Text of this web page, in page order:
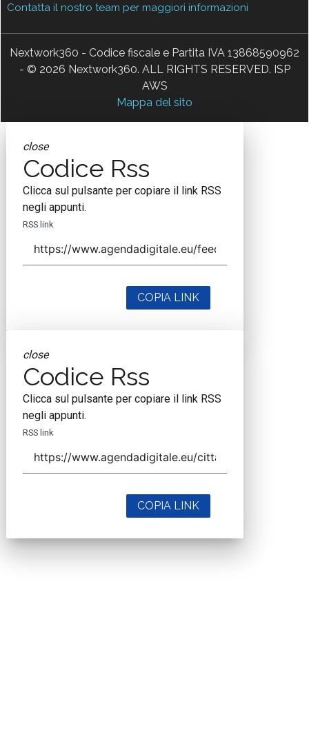
Contatta il nostro team per maggiori informazioni
Nextwork360 - Codice fiscale e Partita IVA 13868590962
- © 2026 Nextwork360. ALL RIGHTS RESERVED. ISP
AWS
Mappa del sito
close
Codice Rss
Clicca sul pulsante per copiare il link RSS
negli appunti.
RSS link
COPIA LINK
close
Codice Rss
Clicca sul pulsante per copiare il link RSS
negli appunti.
RSS link
COPIA LINK